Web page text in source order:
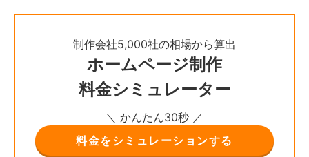
制作会社5,000社の相場から算出
ホームページ制作
料金シミュレーター
＼ かんたん30秒 ／
料金をシミュレーションする